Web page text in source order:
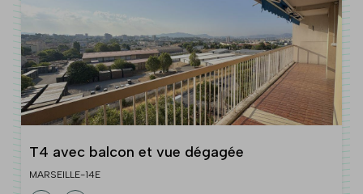
T4 avec balcon et vue dégagée
MARSEILLE-14E